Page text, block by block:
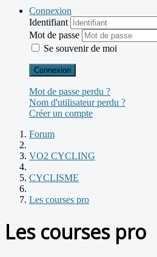
Connexion
Identifiant
Mot de passe
Se souvenir de moi
Connexion
Mot de passe perdu ?
Nom d'utilisateur perdu ?
Créer un compte
Forum
VO2 CYCLING
CYCLISME
Les courses pro
Les courses pro